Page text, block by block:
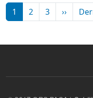
Pagination
1 2 3 ››Page